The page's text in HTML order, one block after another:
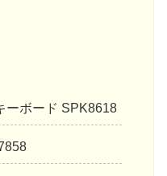
ーボード SPK8618